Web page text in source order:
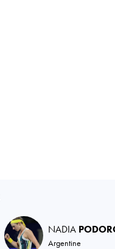
NADIA
Argentine